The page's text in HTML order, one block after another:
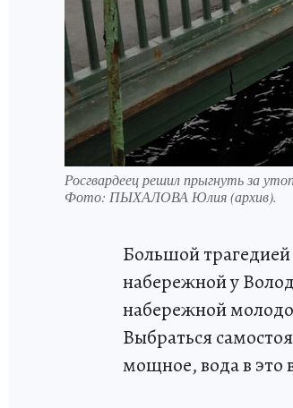
Росгвардеец решил прыгнуть за
Фото: ПЫХАЛОВА Юлия (архив).
Большой трагедией
набережной у
набережной
Выбраться
мощное, вода в это